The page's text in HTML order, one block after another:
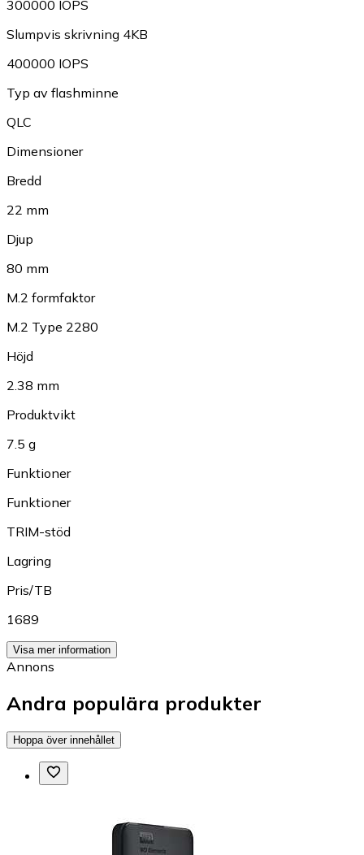
300000 IOPS
Slumpvis skrivning 4KB
400000 IOPS
Typ av flashminne
QLC
Dimensioner
Bredd
22 mm
Djup
80 mm
M.2 formfaktor
M.2 Type 2280
Höjd
2.38 mm
Produktvikt
7.5 g
Funktioner
Funktioner
TRIM-stöd
Lagring
Pris/TB
1689
Visa mer information
Annons
Andra populära produkter
Hoppa över innehållet